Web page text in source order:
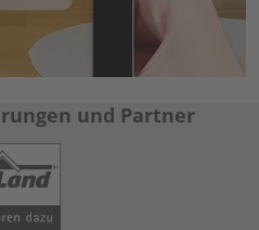
und Partner